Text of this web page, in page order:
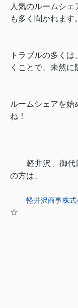
人気のルームシ
も多く聞かれます。
トラブルの多く
くことで、未然に
ルームシェアを始
ね！
軽井沢、御代田
の方は、
軽井沢商事株式
☆